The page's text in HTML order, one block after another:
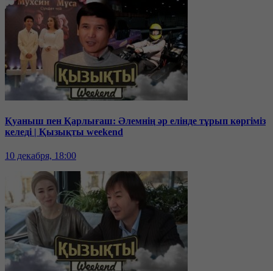
Қуаныш пен Қарлығаш: Әлемнің әр елінде тұрып көргіміз
келеді | Қызықты weekend
10 декабря, 18:00